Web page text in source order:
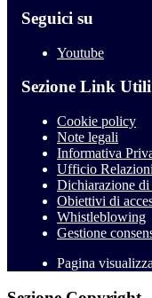
Seguici su
Youtube
Sezione Link Utili
Cookie policy
Note legali
Informativa
Ufficio
Dichiarazione di
Obiettivi di
Whistleblowing
Gestione
Pagina